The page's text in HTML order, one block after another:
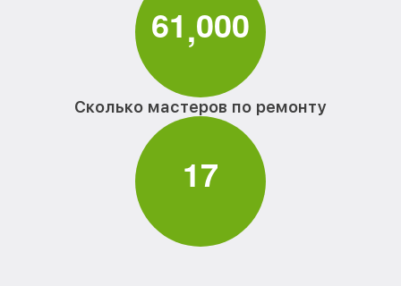
61,000
Сколько мастеров по ремонту
17